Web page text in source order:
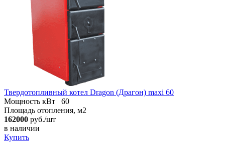
Твердотопливный котел Dragon (Драгон) maxi 60
Мощность кВт
60
Площадь отопления, м2
162000 руб./шт
в наличии
Купить